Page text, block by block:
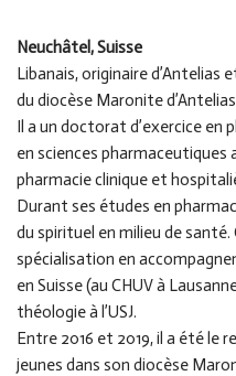
Neuchâtel, Suisse
Libanais, originaire d’Antelias
du diocèse Maronite
Il a un doctorat d’exercice en
en sciences pharmaceutiques
pharmacie clinique et
Durant ses études en
du spirituel en milieu de santé.
spécialisation en
en Suisse (au CHUV à
théologie à l’USJ.
Entre 2016 et 2019, il a été le
jeunes dans son diocèse